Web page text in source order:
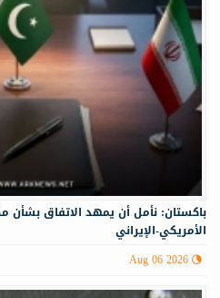
باكستان: نأمل أن يمهد الاتفاق بشأن
الأمريكي-الإيراني
Aug 06 2026